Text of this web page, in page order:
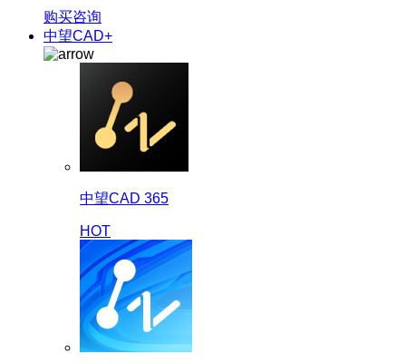
购买咨询
中望CAD+
中望CAD 365
HOT